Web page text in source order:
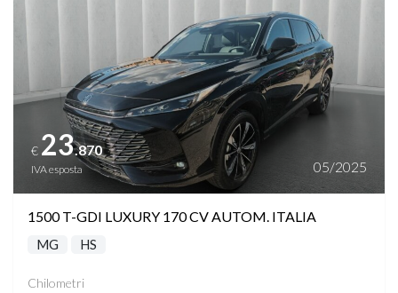
NAVIGAZIONE
PARKTRONIC ANTERIORE E POSTERIORE
RILEVAMENTO ATTENZIONE DEL CONDUCENTE
€ 23.870
IVA esposta 05/2025
1500 T-GDI LUXURY 170 CV AUTOM. ITALIA
MG HS
Chilometri